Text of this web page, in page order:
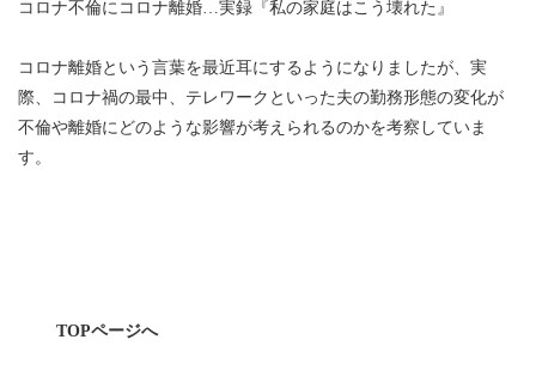
コロナ不倫にコロナ離婚…実録『私の家庭はこう壊れた』
コロナ離婚という言葉を最近耳にするようになりましたが、実
際、コロナ禍の最中、テレワークといった夫の勤務形態の変化が
不倫や離婚にどのような影響が考えられるのかを考察していま
す。
TOPページへ